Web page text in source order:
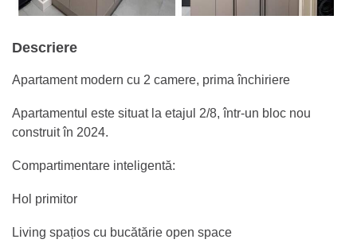
Descriere
Apartament modern cu 2 camere, prima închiriere
Apartamentul este situat la etajul 2/8, într-un bloc nou
construit în 2024.
Compartimentare inteligentă:
Hol primitor
Living spațios cu bucătărie open space